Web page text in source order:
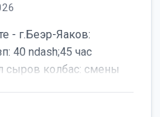
- г.Беэр-Яаков:
40 ndash;45 час
сыров колбас: смены